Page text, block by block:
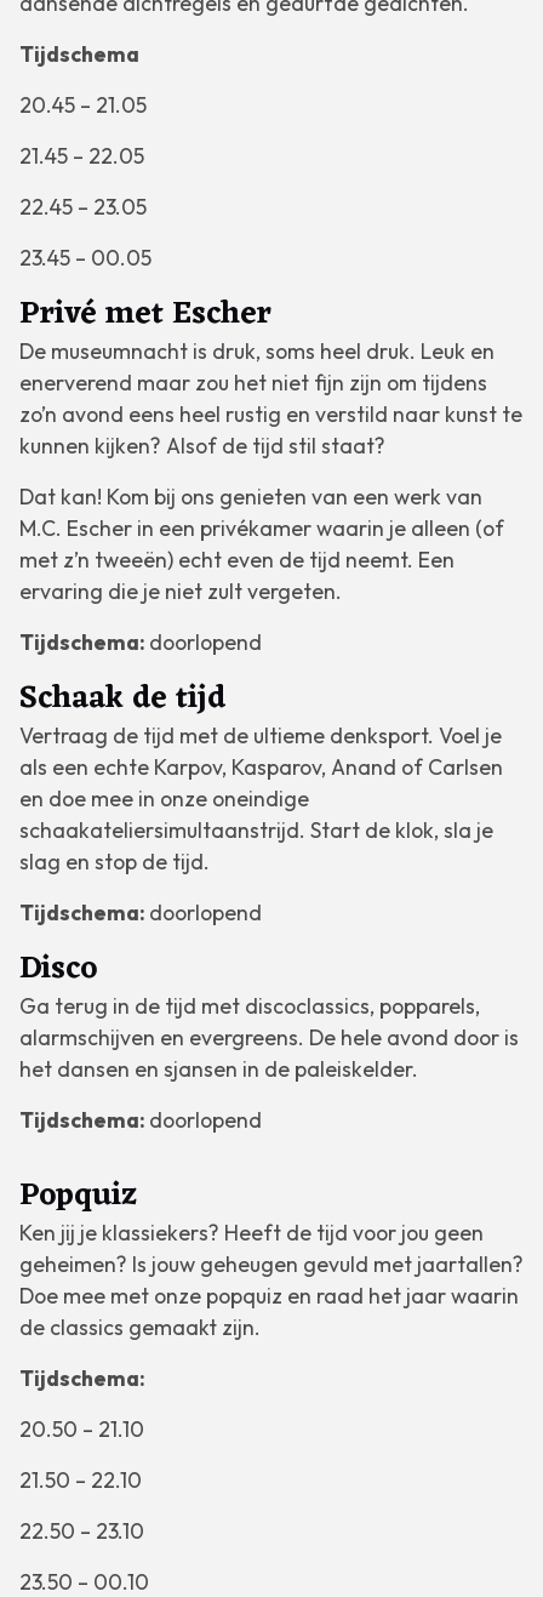
Tijdschema
20.45 – 21.05
21.45 – 22.05
22.45 – 23.05
23.45 – 00.05
Privé met Escher
De museumnacht is druk, soms heel druk. Leuk en
enerverend maar zou het niet fijn zijn om tijdens
zo’n avond eens heel rustig en verstild naar kunst te
kunnen kijken? Alsof de tijd stil staat?
Dat kan! Kom bij ons genieten van een werk van
M.C. Escher in een privékamer waarin je alleen (of
met z’n tweeën) echt even de tijd neemt. Een
ervaring die je niet zult vergeten.
Tijdschema: doorlopend
Schaak de tijd
Vertraag de tijd met de ultieme denksport. Voel je
als een echte Karpov, Kasparov, Anand of Carlsen
en doe mee in onze oneindige
schaakateliersimultaanstrijd. Start de klok, sla je
slag en stop de tijd.
Tijdschema: doorlopend
Disco
Ga terug in de tijd met discoclassics, popparels,
alarmschijven en evergreens. De hele avond door is
het dansen en sjansen in de paleiskelder.
Tijdschema: doorlopend
Popquiz
Ken jij je klassiekers? Heeft de tijd voor jou geen
geheimen? Is jouw geheugen gevuld met jaartallen?
Doe mee met onze popquiz en raad het jaar waarin
de classics gemaakt zijn.
Tijdschema:
20.50 – 21.10
21.50 – 22.10
22.50 – 23.10
23.50 – 00.10